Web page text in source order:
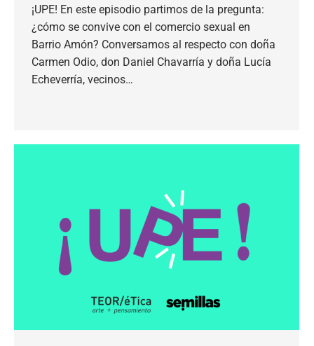
¡UPE! En este episodio partimos de la pregunta:
¿cómo se convive con el comercio sexual en
Barrio Amón? Conversamos al respecto con doña
Carmen Odio, don Daniel Chavarría y doña Lucía
Echeverría, vecinos…